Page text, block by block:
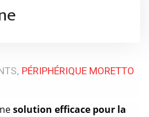
PÉRIPHÉRIQUE MORETTO
solution efficace pour la